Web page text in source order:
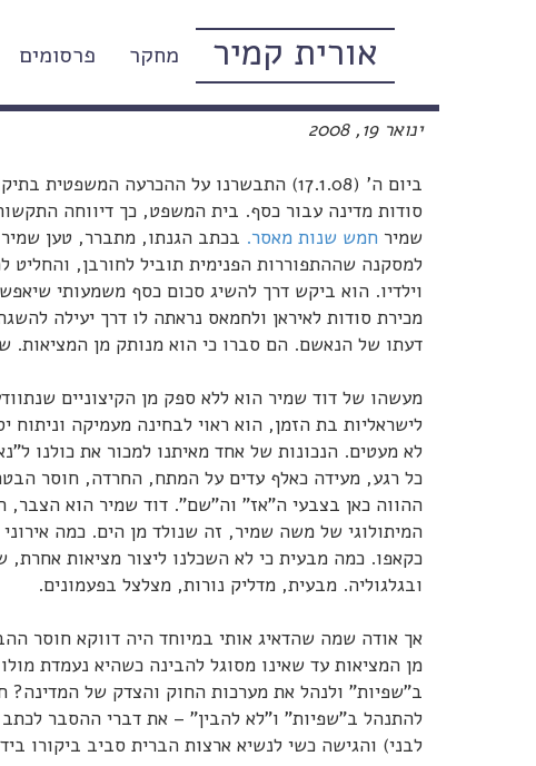
אורית קמיר מחקר פרסומים
על מצב הישראליות, ינואר 2008 (בגידה, חרדה, שואה)
ינואר 19, 2008
ביום ה' (17.1.08) התבשרנו על ההכרעה המשפטית בתיקו של
סודות מדינה עבור כסף. בית המשפט, כך דיווחה
שמיר חמש שנות מאסר. בכתב הגנתו, מתברר, טען
למסקנה שההתפוררות הפנימית תוביל לחורבן,
וילדיו. הוא ביקש דרך להשיג סכום כסף משמעותי
מכירת סודות לאיראן ולחמאס נראתה לו דרך יעילה
דעתו של הנאשם. הם סברו כי הוא מנותק מן המציאות.
מעשהו של דוד שמיר הוא ללא ספק מן הקיצוניים
לישראליות בת הזמן, הוא ראוי לבחינה מעמיקה
לא מעטים. הנכונות של אחד מאיתנו למכור את כולנו
כל רגע, מעידה כאלף עדים על המתח, החרדה, חוסר
ההווה כאן בצבעי ה"אז" וה"שם". דוד שמיר הוא הצבר,
המיתולוגי של משה שמיר, זה שנולד מן הים. כמה
כקאפו. כמה מבעית כי לא השכלנו ליצור מציאות
ובגלגוליה. מבעית, מדליק נורות, מצלצל בפעמונים.
אך אודה שמה שהדאיג אותי במיוחד היה דווקא חוסר
מן המציאות עד שאינו מסוגל להבינה כשהיא נעמדת
ב"שפיות" ולנהל את מערכות החוק והצדק של המדינה?
להתנהל ב"שפיות" ו"לא להבין" – את דברי ההסבר
לבני) והגישה כשי לנשיא ארצות הברית סביב ביקורו